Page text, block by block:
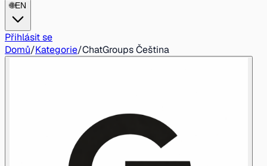
🌐EN
Přihlásit se
Domů/Kategorie/ChatGroups Čeština